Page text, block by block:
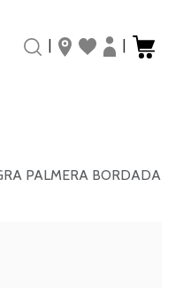
PALMERA BORDADA